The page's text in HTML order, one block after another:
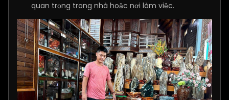
quan trọng trong nhà hoặc nơi làm việc.